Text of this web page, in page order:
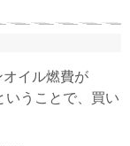
イル燃費が
いうことで、買い